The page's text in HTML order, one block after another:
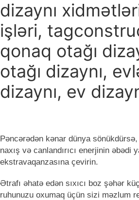
dizaynı
işləri,
qonaq otağı
otağı dizaynı,
dizaynı, ev
Pəncərədən kənar dünya
naxış və canlandırıcı enerjinin əbədi
ekstravaqanzasına çevirin.
Ətrafı əhatə edən sıxıcı boz şəhər
ruhunuzu oxumaq üçün sizi məzlum